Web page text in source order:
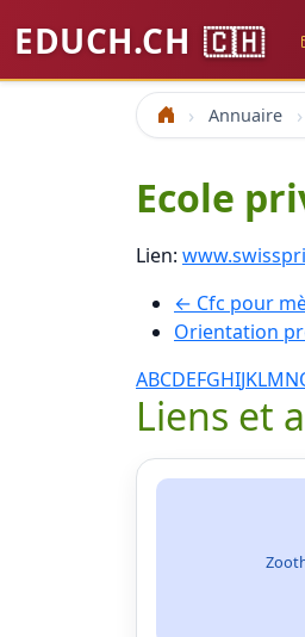
EDUCH.CH 🇨🇭
Accueil Annuaire
Ecole
Lien:
← Cfc pour
Orientation
ABCDEFGHIJKLMN
Liens et